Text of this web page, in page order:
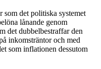
som det politiska systemet
lånande genom
det dubbelbestraffar den
inkomsträntor och med
som inflationen dessutom